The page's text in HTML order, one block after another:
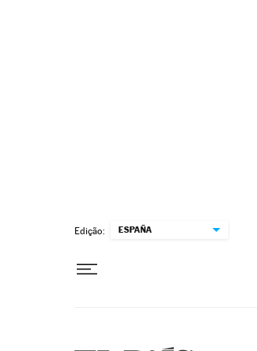
Edição: ESPAÑA